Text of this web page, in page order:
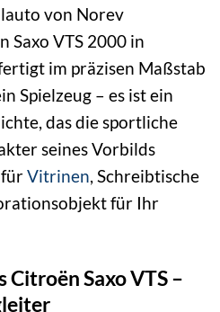
von Norev
Saxo VTS 2000 in
im präzisen Maßstab
Spielzeug – es ist ein
das die sportliche
seines Vorbilds
Vitrinen , Schreibtische
für Ihr
Citroën Saxo VTS –